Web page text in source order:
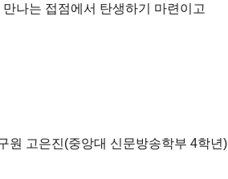
나는 접점에서 탄생하기 마련이고
원 고은진(중앙대 신문방송학부 4학년)